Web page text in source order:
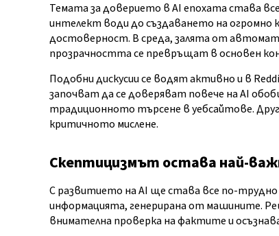
Темата за доверието в AI епохата става
интелект води до създаването на огромно
достоверност. В среда, залята от
прозрачността се превръщат в основен
Подобни дискусии се водят активно и в
започват да се доверяват повече на AI
традиционното търсене в уебсайтове.
критичното мислене.
Скептицизмът остава най-
С развитието на AI ще става все по-
информацията, генерирана от машините.
внимателна проверка на фактите и